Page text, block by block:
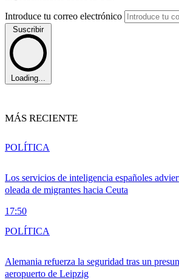
Introduce tu correo electrónico
Suscribir
Loading...
MÁS RECIENTE
Los servicios de inteligencia españoles
oleada de migrantes hacia Ceuta
17:50
POLÍTICA
Alemania refuerza la seguridad tras un
aeropuerto de Leipzig
POLÍTICA